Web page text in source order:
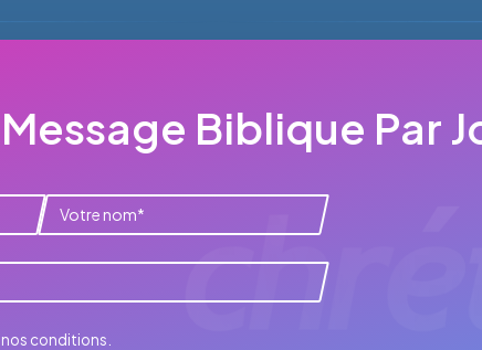
Biblique Par
nos conditions